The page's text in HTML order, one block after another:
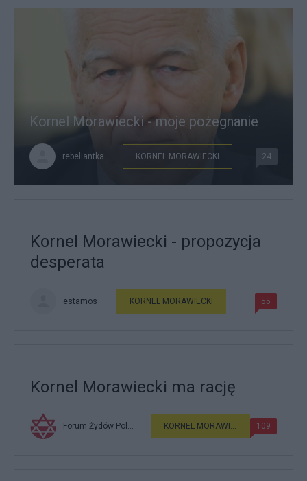
Kornel Morawiecki - moje pożegnanie
rebeliantka KORNEL MORAWIECKI 24
Kornel Morawiecki - propozycja
desperata
estamos KORNEL MORAWIECKI 55
Kornel Morawiecki ma rację
Forum Żydów Polskich KORNEL MORAWIECKI 109